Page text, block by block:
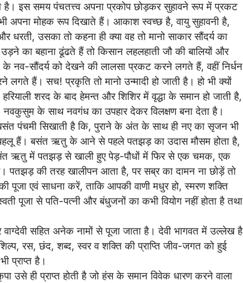
है। इस समय पंचतत्त्व अपना प्रकोप छोड़कर सुहावने रूप में प्रकट
मोहक रूप दिखाते हैं। आकाश स्वच्छ है, वायु सुहावनी है,
उसका तो कहना ही क्या वह तो मानो साकार सौंदर्य का
का बहाना ढूंढते हैं तो किसान लहलहाती जौ की बालियों और
नव-सौंदर्य को देखने की लालसा प्रकट करने लगते हैं, वहीं निर्धन
हैं। सच! प्रकृति तो मानो उन्मादी हो जाती है। हो भी क्यों
शरद के बाद हेमन्त और शिशिर में वृद्धा के समान हो जाती है,
के साथ नवगंध का उपहार देकर विलक्षण बना देता है।
पंचमी सिखाती है कि, पुराने के अंत के साथ ही नए का सृजन भी
हैं। बसंत ऋतु के आने से पहले पतझड़ का उदास मौसम होता है,
ऋतु में पतझड़ से खाली हुए पेड़-पौधों में फिर से एक चमक, एक
पतझड़ की तरह खालीपन आता है, पर सब्र का दामन ना छोड़ें तो
एवं साधना करें, ताकि आपकी वाणी मधुर हो, स्मरण शक्ति
पूजा से पति-पत्नी और बंधुजनों का कभी वियोग नहीं होता है तथा
वाग्देवी सहित अनेक नामों से पूजा जाता है। देवी भागवत में उल्लेख है
रस, छंद, शब्द, स्वर व शक्ति की प्राप्ति जीव-जगत को हुई
प्राप्त है।
उसे ही प्राप्त होती है जो हंस के समान विवेक धारण करने वाला